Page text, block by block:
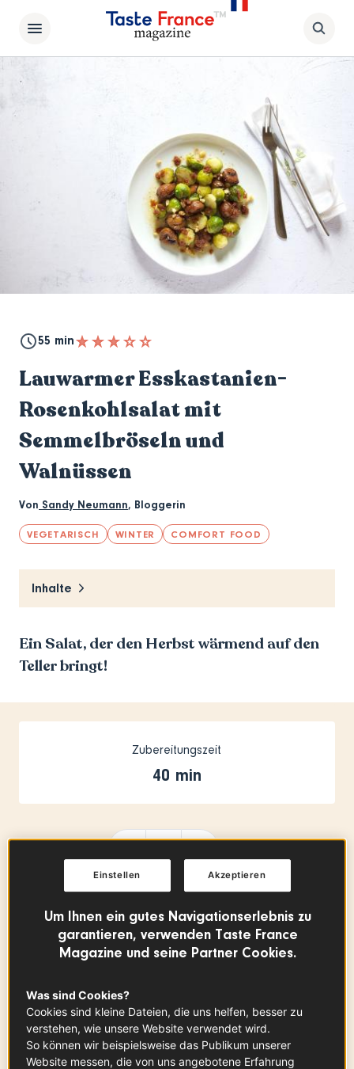
55 min
Lauwarmer Esskastanien-
Rosenkohlsalat mit
Semmelbröseln und
Walnüssen
Von Sandy Neumann, Bloggerin
VEGETARISCH WINTER COMFORT FOOD
Inhalte
Ein Salat, der den Herbst wärmend auf den
Teller bringt!
Zubereitungszeit
40 min
Rosenkohl
800g
Esskastanien aus der Ardèche
(AOP)
500g (vorgegart)Zum Produkt
Um Ihnen ein gutes Navigationserlebnis zu
garantieren, verwenden Taste France
Magazine und seine Partner Cookies.
Was sind Cookies?
Cookies sind kleine Dateien, die uns helfen, besser zu
verstehen, wie unsere Website verwendet wird.
So können wir beispielsweise das Publikum unserer
Website messen, die von uns angebotene Erfahrung
Akzeptieren
Einstellen